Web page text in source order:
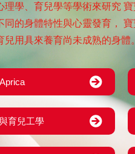
理學、育兒學等學術來研究 寶
的身體特性與心靈發育，
寶
用具來養育尚未成熟的身體。
育兒工學